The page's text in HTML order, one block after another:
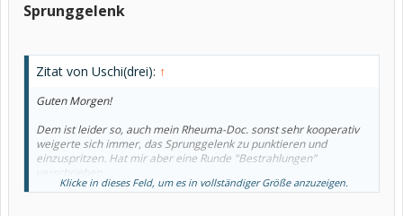
Sprunggelenk
Zitat von Uschi(drei): ↑
Guten Morgen!
Dem ist leider so, auch mein Rheuma-Doc. sonst sehr kooperativ
weigerte sich immer, das Sprunggelenk zu punktieren und
einzuspritzen. Hat mir aber eine Runde "Bestrahlungen"
verschrieben.
Klicke in dieses Feld, um es in vollständiger Größe anzuzeigen.